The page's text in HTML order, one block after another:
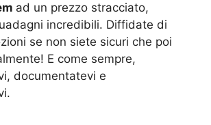
ad un prezzo stracciato,
incredibili. Diffidate di
se non siete sicuri che poi
E come sempre,
documentatevi e